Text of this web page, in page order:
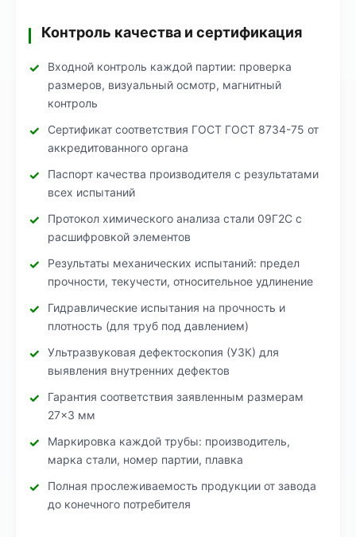
Контроль качества и сертификация
Входной контроль каждой партии: проверка
размеров, визуальный осмотр, магнитный
контроль
Сертификат соответствия ГОСТ ГОСТ 8734-75 от
аккредитованного органа
Паспорт качества производителя с результатами
всех испытаний
Протокол химического анализа стали 09Г2С с
расшифровкой элементов
Результаты механических испытаний: предел
прочности, текучести, относительное удлинение
Гидравлические испытания на прочность и
плотность (для труб под давлением)
Ультразвуковая дефектоскопия (УЗК) для
выявления внутренних дефектов
Гарантия соответствия заявленным размерам
27×3 мм
Маркировка каждой трубы: производитель,
марка стали, номер партии, плавка
Полная прослеживаемость продукции от завода
до конечного потребителя